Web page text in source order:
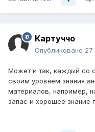
Картуччо
Опубликовано 27
Может и так, каждый со
своим уровнем знания
материалов, например,
запас и хорошее знание